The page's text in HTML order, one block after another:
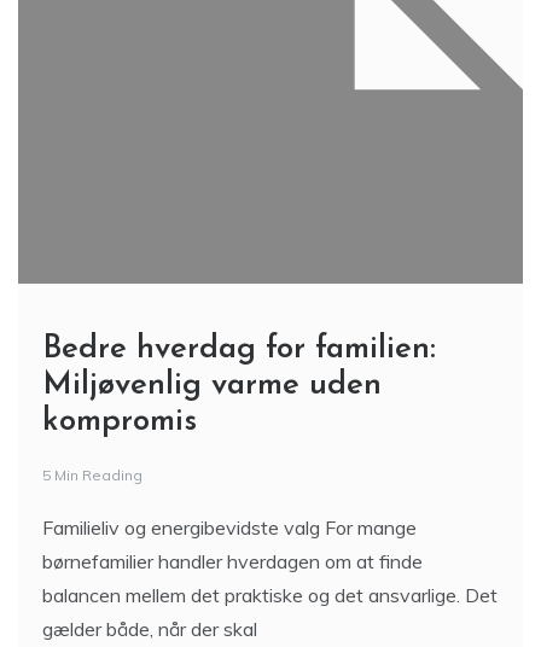
Bedre hverdag for familien:
Miljøvenlig varme uden
kompromis
5 Min Reading
Familieliv og energibevidste valg For mange
børnefamilier handler hverdagen om at finde
balancen mellem det praktiske og det ansvarlige. Det
gælder både, når der skal